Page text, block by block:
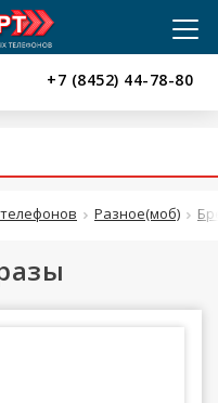
+7 (8452) 44-78-80
Разное(моб)